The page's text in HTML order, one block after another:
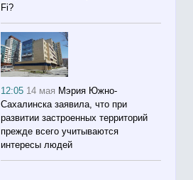
Fi?
12:05 14 мая Мэрия Южно-
Сахалинска заявила, что при
развитии застроенных территорий
прежде всего учитываются
интересы людей